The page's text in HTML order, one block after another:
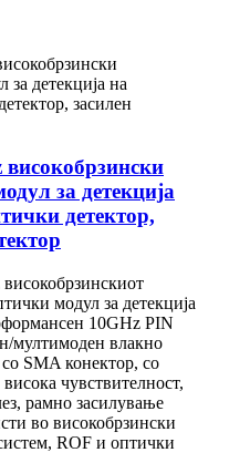
за детекција
детектор,
модул за детекција
10GHz PIN
мултимоден влакно
SMA конектор, со
чувствителност,
рамно засилување
во високобрзински
ROF и оптички